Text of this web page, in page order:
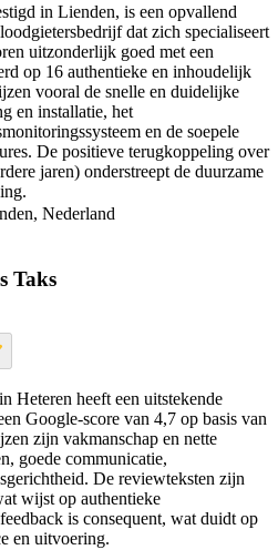
in Lienden, is een opvallend
dat zich specialiseert
uitzonderlijk goed met een
op 16 authentieke en inhoudelijk
vooral de snelle en duidelijke
en installatie, het
en de soepele
De positieve terugkoppeling over
jaren) onderstreept de duurzame
Nederland
Taks
Heteren heeft een uitstekende
Google-score van 4,7 op basis van
zijn vakmanschap en nette
goede communicatie,
De reviewteksten zijn
wijst op authentieke
is consequent, wat duidt op
en uitvoering.